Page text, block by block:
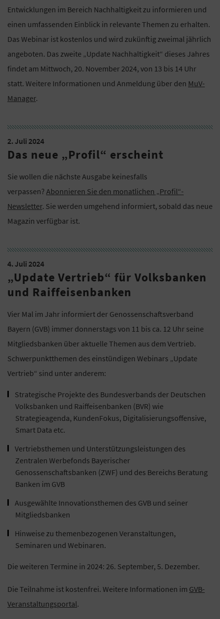
Entwicklungen im Bereich Nachhaltigkeit zu informieren und
einen umfassenden Einblick in relevante Themen zu erhalten.
Das Webinar ist kostenlos und wird zukünftig zweimal jährlich
angeboten. Das zweite „Update Nachhaltigkeit“ dieses Jahres
findet am Mittwoch, 20. November 2024, von 13 bis 14 Uhr
statt. Weitere Informationen und Anmeldung über den MuV-
Manager.
2. Juli 2024
Das neue „Profil“ erscheint
Sie wollen die nächste Ausgabe keinesfalls
verpassen? Abonnieren Sie den monatlichen „Profil“-
Newsletter. Sie werden umgehend informiert, sobald das neue
Magazin verfügbar ist.
4. Juli 2024
„Update Vertrieb“ für Volksbanken
und Raiffeisenbanken
Vier Mal im Jahr informiert der Genossenschaftsverband
Bayern (GVB) immer donnerstags von 11 bis ca. 12 Uhr seine
Mitgliedsbanken über aktuelle Themen aus dem Vertrieb.
Schwerpunktthemen des einstündigen Webinars „Update
Vertrieb“ sind unter anderem:
Strategische Projekte des Bundesverbands der Deutschen
Volksbanken und Raiffeisenbanken (BVR) wie
Strategieagenda, KundenFokus, Digitalisierungsoffensive,
Smart Data etc.
Vertriebsthemen und Unterstützungsleistungen des
Zentralen Werbefonds Bayerischer
Genossenschaftsbanken (ZWF) und des Bereichs Beratung
Banken im GVB
Ausgewählte Innovationsthemen des GVB und seiner
Mitgliedsbanken
Hinweise zu themenbezogenen Veranstaltungen,
Seminaren und Webinaren.
Die weiteren Termine in 2024: 26. September, 5. Dezember.
Die Teilnahme ist kostenfrei. Weitere Informationen im GVB-
Veranstaltungsportal.